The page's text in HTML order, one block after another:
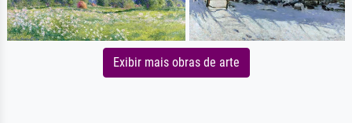
Exibir mais obras de arte